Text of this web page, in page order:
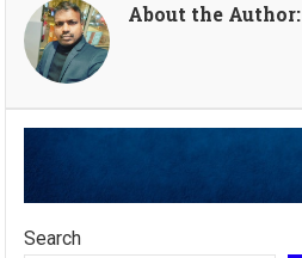
About the Author:
Search